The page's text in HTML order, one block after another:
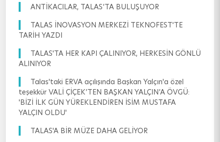
ANTİKACILAR, TALAS’TA BULUŞUYOR
TALAS İNOVASYON MERKEZİ TEKNOFEST'TE
TARİH YAZDI
TALAS'TA HER KAPI ÇALINIYOR, HERKESİN GÖNLÜ
ALINIYOR
Talas'taki ERVA açılışında Başkan Yalçın'a özel
teşekkür VALİ ÇİÇEK’TEN BAŞKAN YALÇIN’A ÖVGÜ:
'BİZİ İLK GÜN YÜREKLENDİREN İSİM MUSTAFA
YALÇIN OLDU'
TALAS'A BİR MÜZE DAHA GELİYOR